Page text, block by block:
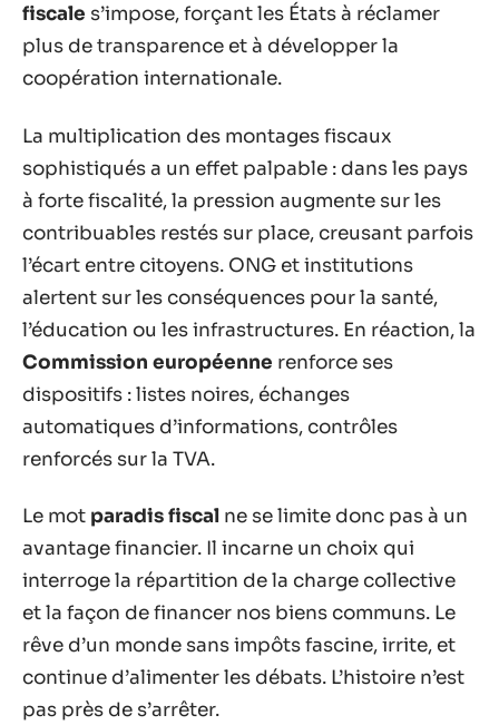
fiscale s’impose, forçant les États à réclamer
plus de transparence et à développer la
coopération internationale.
La multiplication des montages fiscaux
sophistiqués a un effet palpable : dans les pays
à forte fiscalité, la pression augmente sur les
contribuables restés sur place, creusant parfois
l’écart entre citoyens. ONG et institutions
alertent sur les conséquences pour la santé,
l’éducation ou les infrastructures. En réaction, la
Commission européenne renforce ses
dispositifs : listes noires, échanges
automatiques d’informations, contrôles
renforcés sur la TVA.
Le mot paradis fiscal ne se limite donc pas à un
avantage financier. Il incarne un choix qui
interroge la répartition de la charge collective
et la façon de financer nos biens communs. Le
rêve d’un monde sans impôts fascine, irrite, et
continue d’alimenter les débats. L’histoire n’est
pas près de s’arrêter.